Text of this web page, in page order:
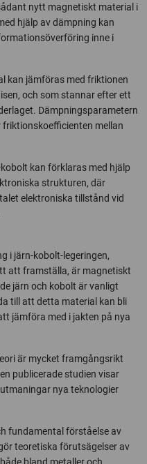
nytt magnetiskt material i
hjälp av dämpning kan
inne i
kan jämföras med friktionen
och som stannar efter ett
Dämpningsparametern
mellan
kan förklaras med hjälp
strukturen, där
elektroniska tillstånd vid
i järn-kobolt-legeringen,
att framställa, är magnetiskt
järn och kobolt är vanligt
till att detta material kan bli
jämföra med i jakten på nya
är mycket framgångsrikt
publicerade studien visar
nya teknologier
fundamental förståelse av
teoretiska förutsägelser av